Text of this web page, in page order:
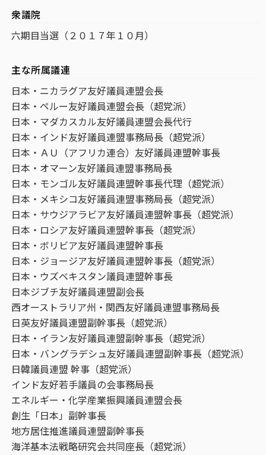
衆議院
六期目当選（２０１７年１０月）
主な所属議連
日本・ニカラグア友好議員連盟会長
日本・ペルー友好議員連盟会長（超党派）
日本・マダカスカル友好議員連盟会長代行
日本・インド友好議員連盟事務局長（超党派）
日本・ＡＵ（アフリカ連合）友好議員連盟幹事長
日本・オマーン友好議員連盟事務局長
日本・モンゴル友好議員連盟幹事長代理（超党派）
日本・メキシコ友好議員連盟事務局長（超党派）
日本・サウジアラビア友好議員連盟幹事長（超党派）
日本・ロシア友好議員連盟幹事長（超党派）
日本・ボリビア友好議員連盟幹事長
日本・ジョージア友好議員連盟幹事長（超党派）
日本・ウズベキスタン議員連盟幹事長
日本ジブチ友好議員連盟副会長
西オーストラリア州・関西友好議員連盟事務局長
日英友好議員連盟副幹事長（超党派）
日本・イラン友好議員連盟副幹事長（超党派）
日本・バングラデシュ友好議員連盟副幹事長（超党派）
日韓議員連盟 幹事（超党派）
インド友好若手議員の会事務局長
エネルギー・化学産業振興議員連盟会長
創生「日本」副幹事長
地方居住推進議員連盟副幹事長
海洋基本法戦略研究会共同座長（超党派）